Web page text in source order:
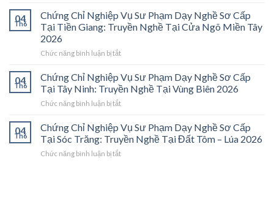
Cấp
Tại
Vĩnh
2026:
Cánh
Cửa
Nghề
“Thầy
Nghề”
Ở
Trung
Tâm
Chỉ
Nghiệp
Vụ
Phạm
Cấp
Tại
Trà
Vinh
Bệ
Phóng
Cho
Thợ
04
Th6
Chứng Chỉ Nghiệp Vụ Sư Phạm Dạy Nghề Sơ Cấp
Tại Tiền Giang: Truyền Nghề Tại Cửa Ngõ Miền Tây
2026
Chức năng bình luận bị tắtở
Chỉ
Nghiệp
Vụ
Sư
Dạy
Nghề
Sơ
Cấp
04
Th6
Chứng Chỉ Nghiệp Vụ Sư Phạm Dạy Nghề Sơ Cấp
Tại Tây Ninh: Truyền Nghề Tại Vùng Biên 2026
Chức năng bình luận bị tắtở
Chỉ
Nghiệp
Vụ
Sư
04
Th6
Chứng Chỉ Nghiệp Vụ Sư Phạm Dạy Nghề Sơ Cấp
Tại Sóc Trăng: Truyền Nghề Tại Đất Tôm – Lúa 2026
Chức năng bình luận bị tắtở